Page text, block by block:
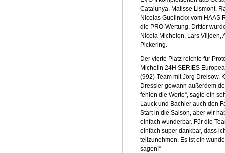
Catalunya. Matisse Lismont,
Nicolas Guelinckx vom HAAS
die PRO-Wertung. Dritter
Nicola Michelon, Lars Viljoen,
Pickering.
Der vierte Platz reichte für
Michelin 24H SERIES
(992)-Team mit Jörg Dreisow,
Dressler gewann außerdem
fehlen die Worte“, sagte ein
Lauck und Bachler auch den
Start in die Saison, aber wir
einfach wunderbar. Für die
einfach super dankbar, dass
teilzunehmen. Es ist ein
sagen!“